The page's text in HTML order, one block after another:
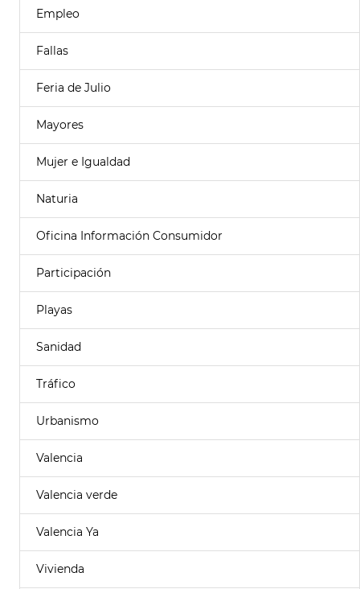
Empleo
Fallas
Feria de Julio
Mayores
Mujer e Igualdad
Naturia
Oficina Información Consumidor
Participación
Playas
Sanidad
Tráfico
Urbanismo
Valencia
Valencia verde
Valencia Ya
Vivienda